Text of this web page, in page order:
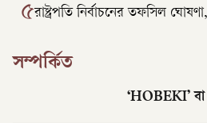
৫রাষ্ট্রপতি নির্বাচনের তফসিল
সম্পর্কিত
‘HOBEKI’ বা